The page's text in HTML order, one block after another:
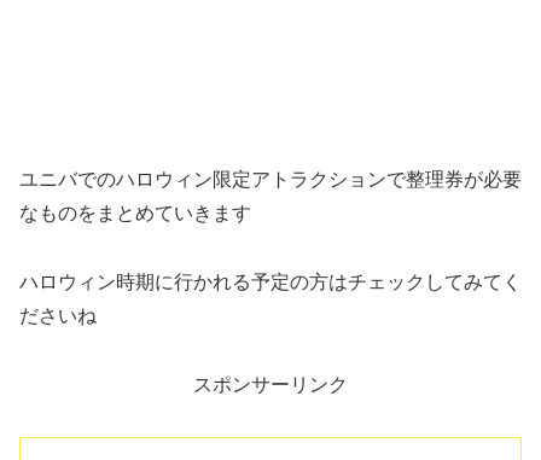
ユニバでのハロウィン限定アトラクションで整理券が必要
なものをまとめていきます
ハロウィン時期に行かれる予定の方はチェックしてみてく
ださいね
スポンサーリンク